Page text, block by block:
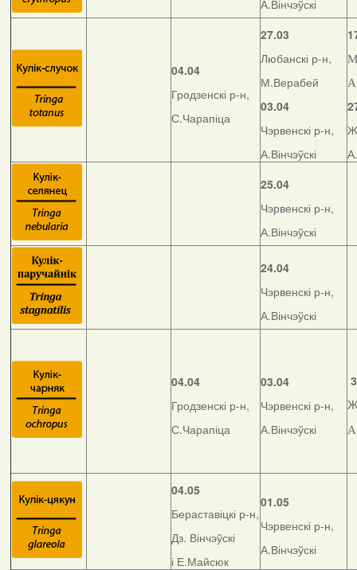
А.Вінчэўскі
04.04
Гродзенскі р-н,
С.Чарапіца
27.03
Любанскі р-н,
М.Верабей
03.04
Чэрвенскі р-н,
А.Вінчэўскі
25.04
Чэрвенскі р-н,
А.Вінчэўскі
24.04
Чэрвенскі р-н,
А.Вінчэўскі
04.04
Гродзенскі р-н,
С.Чарапіца
03.04
Чэрвенскі р-н,
А.Вінчэўскі
04.05
Бераставіцкі р-н,
Дз. Вінчэўскі
і Е.Майсюк
01.05
Чэрвенскі р-н,
А.Вінчэўскі